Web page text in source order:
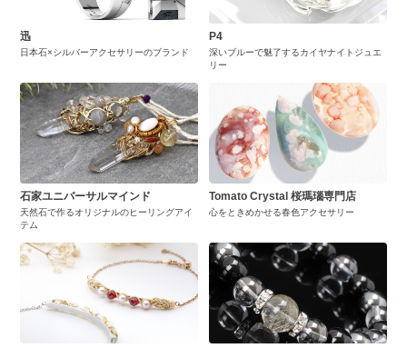
迅
日本石×シルバーアクセサリーのブランド
P4
深いブルーで魅了するカイヤナイトジュエ
リー
石家ユニバーサルマインド
天然石で作るオリジナルのヒーリングアイ
テム
Tomato Crystal 桜瑪瑙専門店
心をときめかせる春色アクセサリー